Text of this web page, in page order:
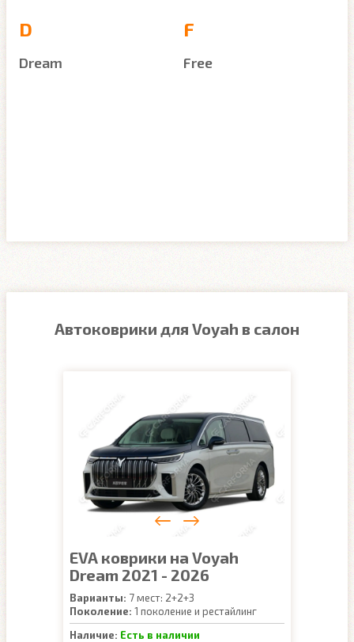
D
Dream
F
Free
Автоковрики для Voyah в салон
EVA коврики на Voyah
Dream 2021 - 2026
Варианты: 7 мест: 2+2+3
Поколение: 1 поколение и рестайлинг
Наличие: Есть в наличии